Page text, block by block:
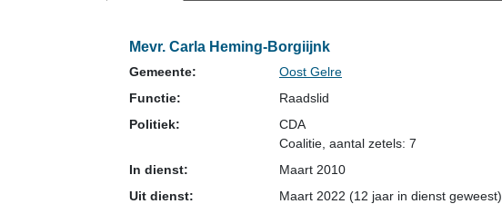
Mevr. Carla Heming-Borgiijnk
Gemeente:
Oost Gelre
Functie:
Raadslid
Politiek:
CDA
Coalitie , aantal zetels: 7
In dienst:
Maart 2010
Uit dienst:
Maart 2022 (12 jaar in dienst geweest)